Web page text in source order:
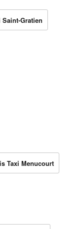
Saint-Gratien
Taxi Menucourt